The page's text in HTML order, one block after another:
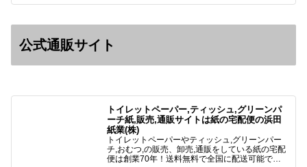
公式通販サイト
トイレットペーパー,ティッシュ,グリーンパ
ーチ紙,販売,通販サイトは紙の宅配便の浜田
紙業(株)
トイレットペーパーやティッシュ,グリーンパー
チ,おむつ,の販売、卸売,通販をしている紙の宅配
便は創業70年！送料無料で全国に配送可能で